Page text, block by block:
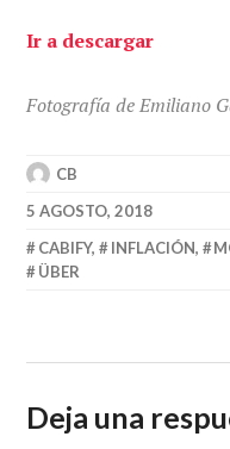
Ir a descargar
Fotografía de Emiliano
CB
5 AGOSTO, 2018
CABIFY, INFLACIÓN,
ÜBER
Deja una